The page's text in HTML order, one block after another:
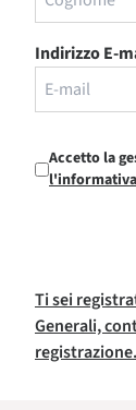
Indirizzo E-
Accetto la
Ti sei
Generali,
registrazione.